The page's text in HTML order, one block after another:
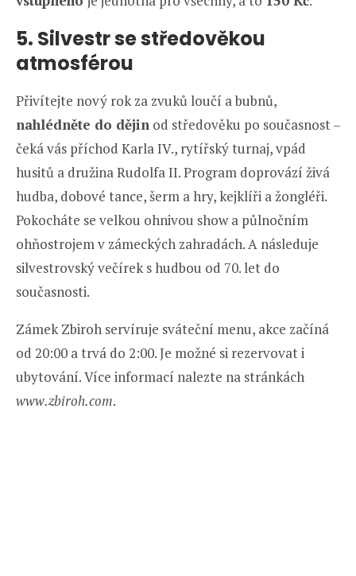
5. Silvestr se středověkou
atmosférou
Přivítejte nový rok za zvuků loučí a bubnů,
nahlédněte do dějin od středověku po současnost –
čeká vás příchod Karla IV., rytířský turnaj, vpád
husitů a družina Rudolfa II. Program doprovází živá
hudba, dobové tance, šerm a hry, kejklíři a žongléři.
Pokocháte se velkou ohnivou show a půlnočním
ohňostrojem v zámeckých zahradách. A následuje
silvestrovský večírek s hudbou od 70. let do
současnosti.
Zámek Zbiroh servíruje sváteční menu, akce začíná
od 20:00 a trvá do 2:00. Je možné si rezervovat i
ubytování. Více informací nalezte na stránkách
www.zbiroh.com.